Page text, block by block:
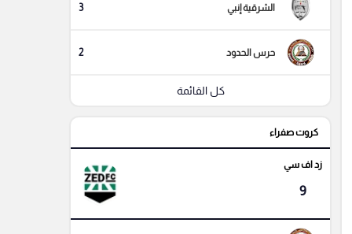
الشرقية إنبي 3
حرس الحدود 2
كل القائمة
كروت صفراء
زد اف سي
9